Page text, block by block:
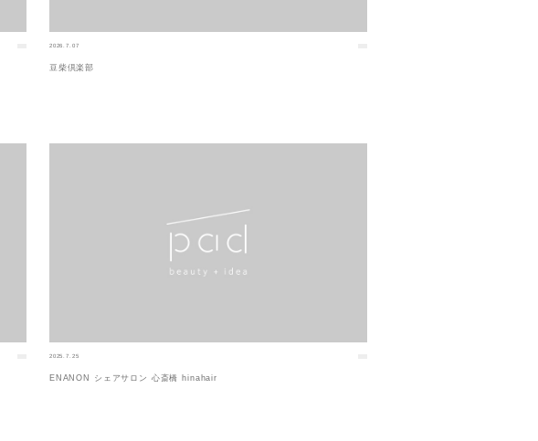
2026.7.07
豆柴倶楽部
2025.7.25
ENANON シェアサロン 心斎橋 hinahair